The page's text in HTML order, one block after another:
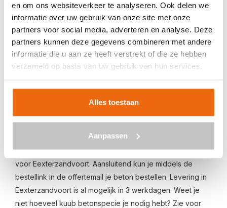
en om ons websiteverkeer te analyseren. Ook delen we
informatie over uw gebruik van onze site met onze
partners voor social media, adverteren en analyse. Deze
partners kunnen deze gegevens combineren met andere
informatie die u aan ze heeft verstrekt of die ze hebben
verzameld op basis van uw gebruik van hun services.
Alles toestaan
Aanpassen
BETON BESTELLEN IN
EEXTERZANDVOORT
Ben je op zoek naar een leverancier bij jou in de buurt die
goedkoop beton kan storten in Eexterzandvoort? Dan
ben je bij ons aan het juiste adres. Wij bezorgen kant-en-
Beton in Eexterzandvoort bestellen is eenvoudig: vraag
benodigde aantal m3, het type beton, de optionele keuze
voor een betonpomp en je e-mailadres in en ontvang
binnen enkele seconden een gerichte prijs per e-mail
voor Eexterzandvoort. Aansluitend kun je middels de
bestellink in de offertemail je beton bestellen. Levering in
Eexterzandvoort is al mogelijk in 3 werkdagen. Weet je
niet hoeveel kuub betonspecie je nodig hebt? Zie voor